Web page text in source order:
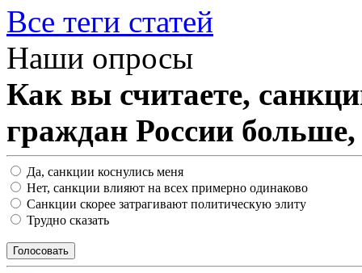
Все теги статей
Наши опросы
Как вы считаете,
граждан России
Да, санкции коснулись меня
Нет, санкции влияют на всех примерно одинаково
Санкции скорее затрагивают политическую элиту
Трудно сказать